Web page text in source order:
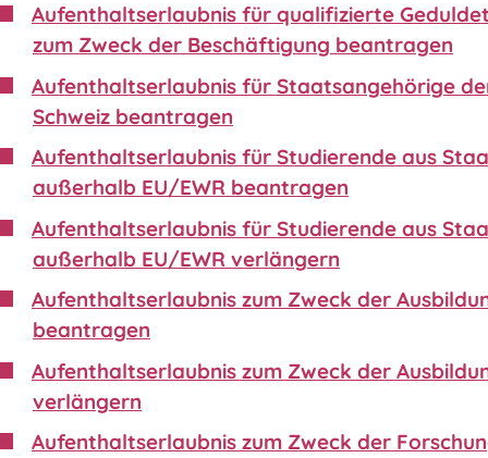
Aufenthaltserlaubnis für qualifizierte
zum Zweck der Beschäftigung beantragen
Aufenthaltserlaubnis für Staatsangehörige
Schweiz beantragen
Aufenthaltserlaubnis für Studierende aus
außerhalb EU/EWR beantragen
Aufenthaltserlaubnis für Studierende aus
außerhalb EU/EWR verlängern
Aufenthaltserlaubnis zum Zweck der
beantragen
Aufenthaltserlaubnis zum Zweck der
verlängern
Aufenthaltserlaubnis zum Zweck der